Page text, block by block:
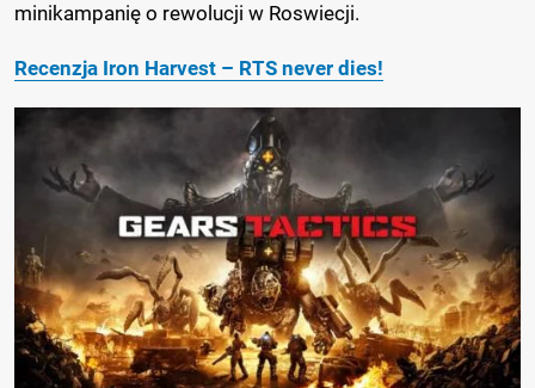
minikampanię o rewolucji w Roswiecji.
Recenzja Iron Harvest – RTS never dies!